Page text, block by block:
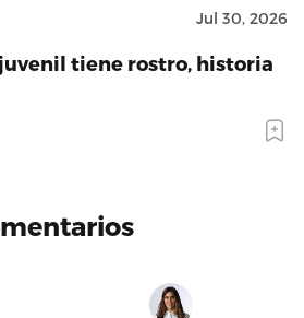
Jul 30, 2026
tiene rostro, historia